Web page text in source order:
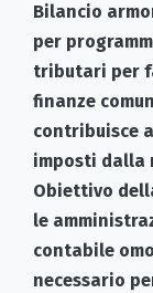
Bilancio
per
tributari per
finanze
contribuisce
imposti dalla
Obiettivo
le
contabile
necessario